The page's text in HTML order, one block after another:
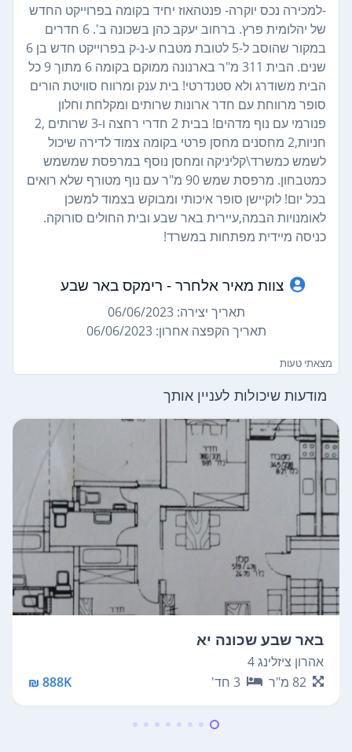
-למכירה נכס יוקרה- פנטהאוז יחיד בקומה בפרוייקט החדש
של יהלומית פרץ. ברחוב יעקב כהן בשכונה ב'. 6 חדרים
במקור שהוסב ל-5 לטובת מטבח ע-נ-ק בפרוייקט חדש בן 6
שנים. הבית 311 מ"ר בארנונה ממוקם בקומה 6 מתוך 9 כל
הבית משודרג ולא סטנדרטי! בית ענק ומרווח סוויטת הורים
סופר מרווחת עם חדר ארונות שרותים ומקלחת וחלון
פנורמי עם נוף מדהים! בבית 2 חדרי רחצה ו-3 שרותים ,2
חניות,2 מחסנים מחסן פרטי בקומה צמוד לדירה שיכול
לשמש כמשרד\קליניקה ומחסן נוסף במרפסת שמשמש
כמטבחון. מרפסת שמש 90 מ"ר עם נוף מטורף שלא רואים
בכל יום! לוקיישן סופר איכותי ומבוקש בצמוד למשכן
לאומנויות הבמה,עיירית באר שבע ובית החולים סורוקה.
כניסה מיידית מפתחות במשרד!
צוות מאיר אלחרר - רימקס באר שבע
תאריך יצירה: 06/06/2023
תאריך הקפצה אחרון: 06/06/2023
מצאתי טעות
מודעות שיכולות לעניין אותך
באר שבע שכונה יא
אהרון ציזלינג 4
82 מ"ר 3 חד' 888K ₪